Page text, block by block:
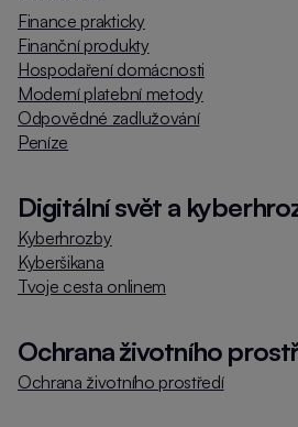
Finance prakticky
Finanční produkty
Hospodaření domácnosti
Moderní platební metody
Odpovědné zadlužování
Peníze
Digitální svět a
Kyberhrozby
Kyberšikana
Tvoje cesta onlinem
Ochrana životního
Ochrana životního prostředí